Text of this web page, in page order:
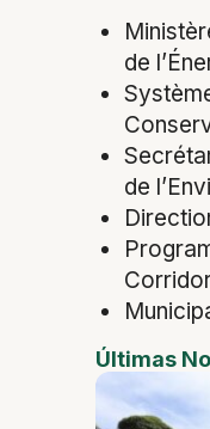
de
de
Últimas